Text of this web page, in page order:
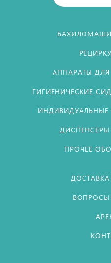
АППАРАТЫ
ГИГИЕНИЧЕСКИЕ
ИНДИВИДУАЛЬНЫЕ
ПРОЧЕЕ
ВОПРОСЫ